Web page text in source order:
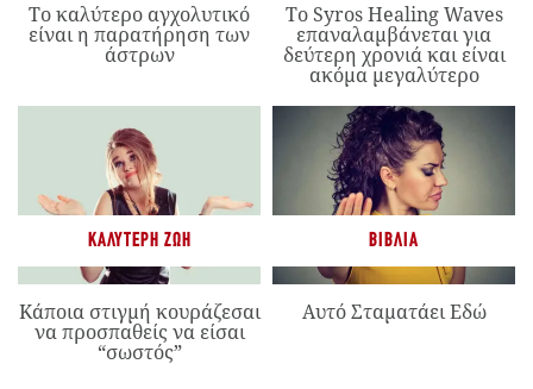
Το καλύτερο αγχολυτικό
είναι η παρατήρηση των
άστρων
Το Syros Healing Waves
επαναλαμβάνεται για
δεύτερη χρονιά και είναι
ακόμα μεγαλύτερο
ΚΑΛΎΤΕΡΗ ΖΩΉ
Κάποια στιγμή κουράζεσαι
να προσπαθείς να είσαι
“σωστός”
ΒΙΒΛΊΑ
Αυτό Σταματάει Εδώ